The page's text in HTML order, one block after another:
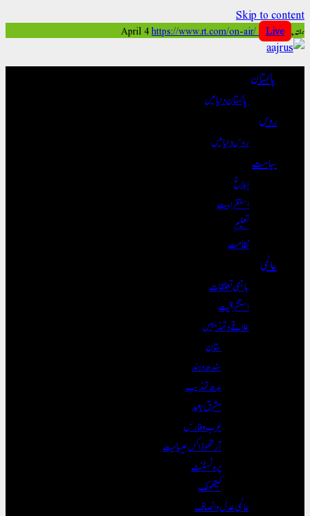
Skip to content
ہفتہ, April 4 https://www.rt.com/on-air/ Live
پاکستان
پاکستان دنیا میں
روس
روس دنیا میں
سیاست
ابلاغ
استغرابیت
تعلیم
نظامت
عالمی
باہمی تعلقات
استشراقیت
علاقے و تہذیبیں
ستان
سندھ و ہند
بدھ تہذیب
مشرق بعید
عرب و فارس
آرتھوڈاکس عیسائیت
پروٹسٹنٹ
کیتھولک
عالمی عدل و انصاف